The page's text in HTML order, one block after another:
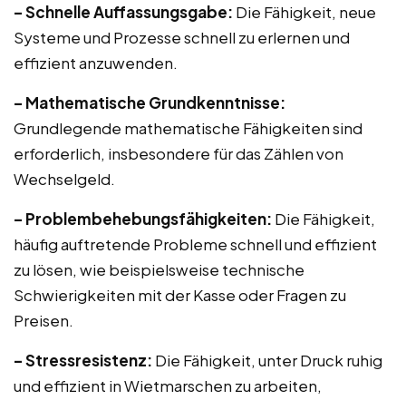
– Schnelle Auffassungsgabe: Die Fähigkeit, neue
Systeme und Prozesse schnell zu erlernen und
effizient anzuwenden.
– Mathematische Grundkenntnisse:
Grundlegende mathematische Fähigkeiten sind
erforderlich, insbesondere für das Zählen von
Wechselgeld.
– Problembehebungsfähigkeiten: Die Fähigkeit,
häufig auftretende Probleme schnell und effizient
zu lösen, wie beispielsweise technische
Schwierigkeiten mit der Kasse oder Fragen zu
Preisen.
– Stressresistenz: Die Fähigkeit, unter Druck ruhig
und effizient in Wietmarschen zu arbeiten,